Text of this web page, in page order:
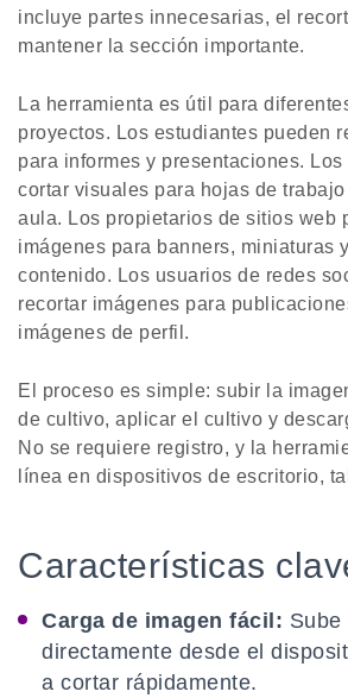
incluye partes innecesarias, el
mantener la sección importante.
La herramienta es útil para
proyectos. Los estudiantes pueden
para informes y presentaciones.
cortar visuales para hojas de
aula. Los propietarios de sitios web
imágenes para banners, miniaturas
contenido. Los usuarios de redes
recortar imágenes para
imágenes de perfil.
El proceso es simple: subir la
de cultivo, aplicar el cultivo y
No se requiere registro, y la
línea en dispositivos de escritorio,
Características
Carga de imagen fácil: Sube
directamente desde el
a cortar rápidamente.